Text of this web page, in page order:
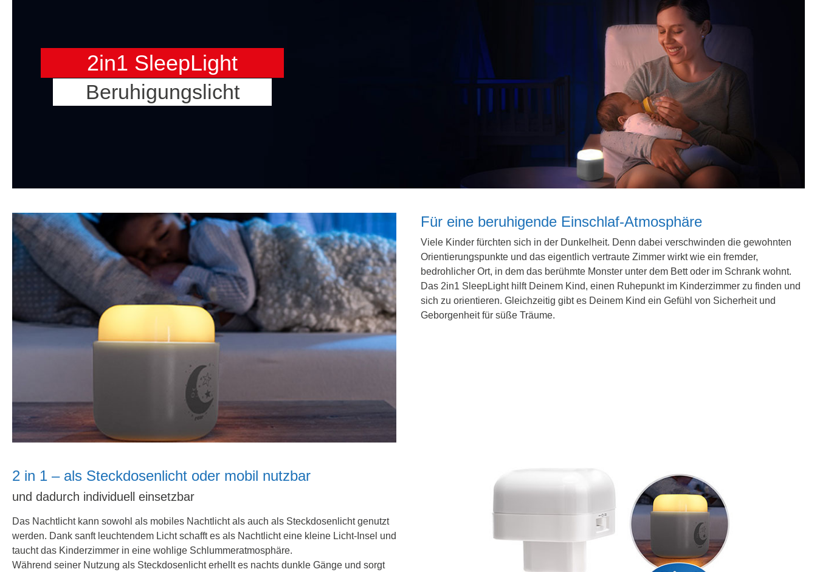
2in1 SleepLight
Beruhigungslicht
Für eine beruhigende Einschlaf-Atmosphäre
Viele Kinder fürchten sich in der Dunkelheit. Denn dabei verschwinden die gewohnten
Orientierungspunkte und das eigentlich vertraute Zimmer wirkt wie ein fremder,
bedrohlicher Ort, in dem das berühmte Monster unter dem Bett oder im Schrank wohnt.
Das 2in1 SleepLight hilft Deinem Kind, einen Ruhepunkt im Kinderzimmer zu finden und
sich zu orientieren. Gleichzeitig gibt es Deinem Kind ein Gefühl von Sicherheit und
Geborgenheit für süße Träume.
2 in 1 – als Steckdosenlicht oder mobil nutzbar
und dadurch individuell einsetzbar
Das Nachtlicht kann sowohl als mobiles Nachtlicht als auch als Steckdosenlicht genutzt
werden. Dank sanft leuchtendem Licht schafft es als Nachtlicht eine kleine Licht-Insel und
taucht das Kinderzimmer in eine wohlige Schlummeratmosphäre.
Während seiner Nutzung als Steckdosenlicht erhellt es nachts dunkle Gänge und sorgt